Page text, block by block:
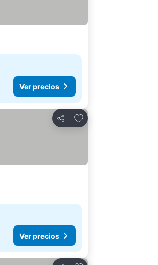
Ver precios
Compartir
Agregar a favoritos
Ver precios